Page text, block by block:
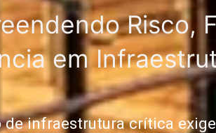
Risco,
em
de infraestrutura crítica